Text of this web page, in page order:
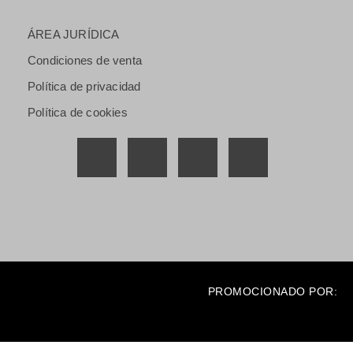
ÁREA JURÍDICA
Condiciones de venta
Política de privacidad
Política de cookies
PROMOCIONADO POR: